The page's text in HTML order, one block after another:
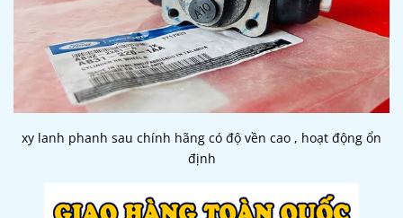
xy lanh phanh sau chính hãng có độ vền cao , hoạt động ổn
định